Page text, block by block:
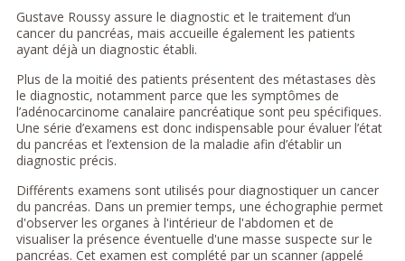
Gustave Roussy assure le diagnostic et le traitement d’un
cancer du pancréas, mais accueille également les patients
ayant déjà un diagnostic établi.
Plus de la moitié des patients présentent des métastases dès
le diagnostic, notamment parce que les symptômes de
l’adénocarcinome canalaire pancréatique sont peu spécifiques.
Une série d’examens est donc indispensable pour évaluer l’état
du pancréas et l’extension de la maladie afin d’établir un
diagnostic précis.
Différents examens sont utilisés pour diagnostiquer un cancer
du pancréas. Dans un premier temps, une échographie permet
d'observer les organes à l'intérieur de l'abdomen et de
visualiser la présence éventuelle d'une masse suspecte sur le
pancréas. Cet examen est complété par un scanner (appelé